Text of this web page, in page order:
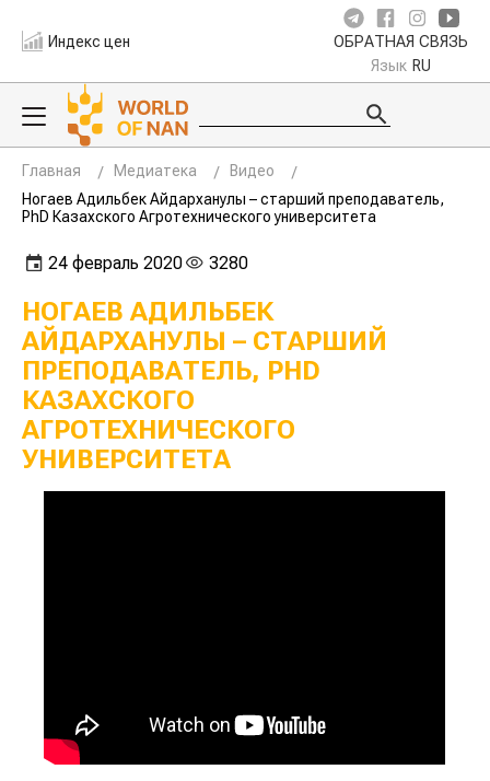
Индекс цен ОБРАТНАЯ СВЯЗЬ
Язык RU
Главная Медиатека
Видео
Ногаев Адильбек Айдарханулы – старший преподаватель,
PhD Казахского Агротехнического университета
24 февраль 2020 3280
НОГАЕВ АДИЛЬБЕК
АЙДАРХАНУЛЫ – СТАРШИЙ
ПРЕПОДАВАТЕЛЬ, PHD
КАЗАХСКОГО
АГРОТЕХНИЧЕСКОГО
УНИВЕРСИТЕТА